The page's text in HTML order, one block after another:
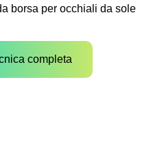
borsa per occhiali da sole
completa